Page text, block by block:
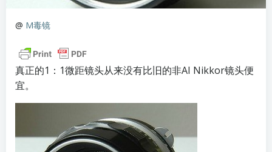
@ M毒镜
真正的1：1微距镜头从来没有比旧的非AI Nikkor镜头便
宜。